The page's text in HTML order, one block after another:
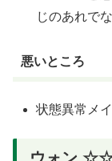
じのあれで
悪いところ
状態異常メ